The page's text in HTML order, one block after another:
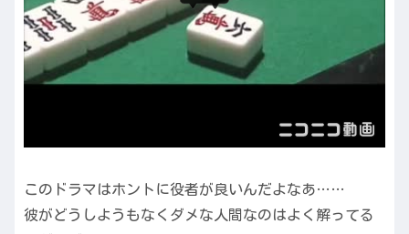
このドラマはホントに役者が良いんだよなあ……
彼がどうしようもなくダメな人間なのはよく解ってる